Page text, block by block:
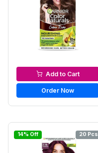
Hair Color
Add to Cart
Order Now
14% Off 20 Pcs